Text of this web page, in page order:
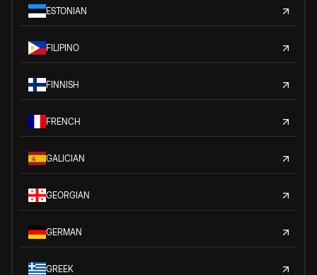
ESTONIAN
FILIPINO
FINNISH
FRENCH
GALICIAN
GEORGIAN
GERMAN
GREEK